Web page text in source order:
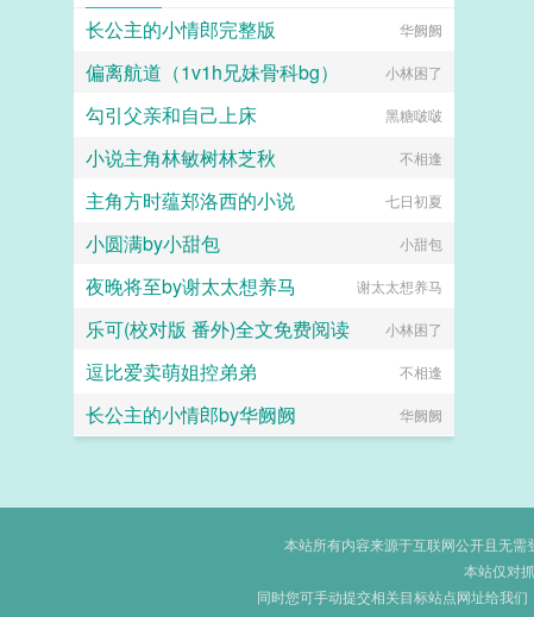
长公主的小情郎完整版
华阙阙
偏离航道（1v1h兄妹骨科bg） 小林困了
勾引父亲和自己上床 黑糖啵啵
小说主角林敏树林芝秋 不相逢
主角方时蕴郑洛西的小说 七日初夏
小圆满by小甜包 小甜包
夜晚将至by谢太太想养马 谢太太想养马
乐可(校对版 番外)全文免费阅读 小林困了
逗比爱卖萌姐控弟弟 不相逢
长公主的小情郎by华阙阙 华阙阙
本站所有内容来源于互联网公开且无
本站仅对
同时您可手动提交相关目标站点网址给我